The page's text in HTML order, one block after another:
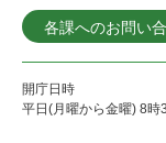
各課へのお問い
開庁日時
平日(月曜から金曜) 8時